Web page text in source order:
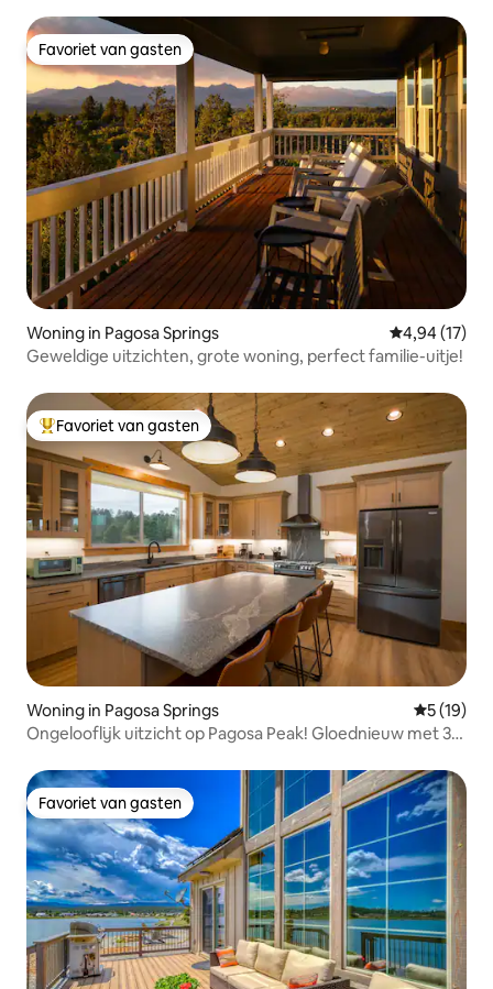
Favoriet van gasten
Favoriet van gasten
Woning in Pagosa Springs Gemiddelde
4,94 (17)
Geweldige uitzichten, grote woning, perfect familie-uitje!
Topfavoriet van gasten
Favoriet van gasten
Woning in Pagosa Springs
5 (19)
Ongelooflijk uitzicht op Pagosa Peak! Gloednieuw met 3
Favoriet van gasten
Favoriet van gasten